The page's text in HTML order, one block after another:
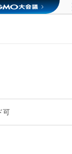
可